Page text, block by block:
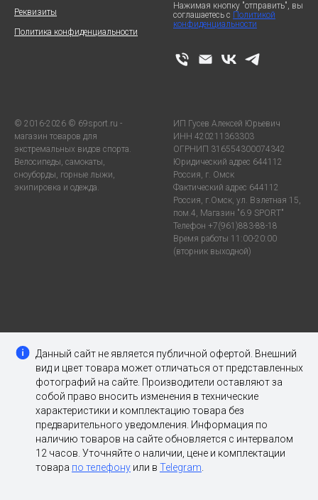
Реквизиты
Политика конфиденциальности
Нажимая кнопку "отправить", вы
соглашаетесь с Политикой
конфиденциальности
© 2016-2026 © 69sport.ru -
магазин товаров для
экстремальных видов спорта.
Велосипеды, самокаты,
сноуборды, горные лыжи,
экипировка и одежда.
ИП Гусев Алексей Юрьевич
ИНН 420211363303
ОГРНИП 316554300074342
Юридический адрес 644112
Россия, г. Омск
Фактический адрес 644112
Россия, г.Омск, ул. Взлетная 15,
пом.4, Магазин "6.9 SPORT"
Телефон +7(961)883-88-18
Время работы 11:00-20:00
(вторник выходной)
Данный сайт не является публичной офертой. Внешний
вид и цвет товара может отличаться от представленных
фотографий на сайте. Производители оставляют за
собой право вносить изменения в технические
характеристики и комплектацию товара без
предварительного уведомления. Информация по
наличию товаров на сайте обновляется с интервалом
12 часов. Уточняйте о наличии, цене и комплектации
товара по телефону или в Telegram.